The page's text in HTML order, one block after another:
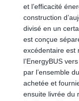
et l’efficacité
construction
divisé en un
est conçue
excédentaire est
l’EnergyBUS
par l’ensemble
achetée et
ensuite livrée du